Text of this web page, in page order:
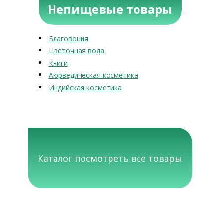
Непищевые товары
Благовония
Цветочная вода
Книги
Аюрведическая косметика
Индийская косметика
Каталог посмотреть все товары